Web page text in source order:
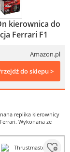
kierownica do
Ferrari F1
Amazon.pl
do sklepu >
replika kierownicy
Wykonana ze